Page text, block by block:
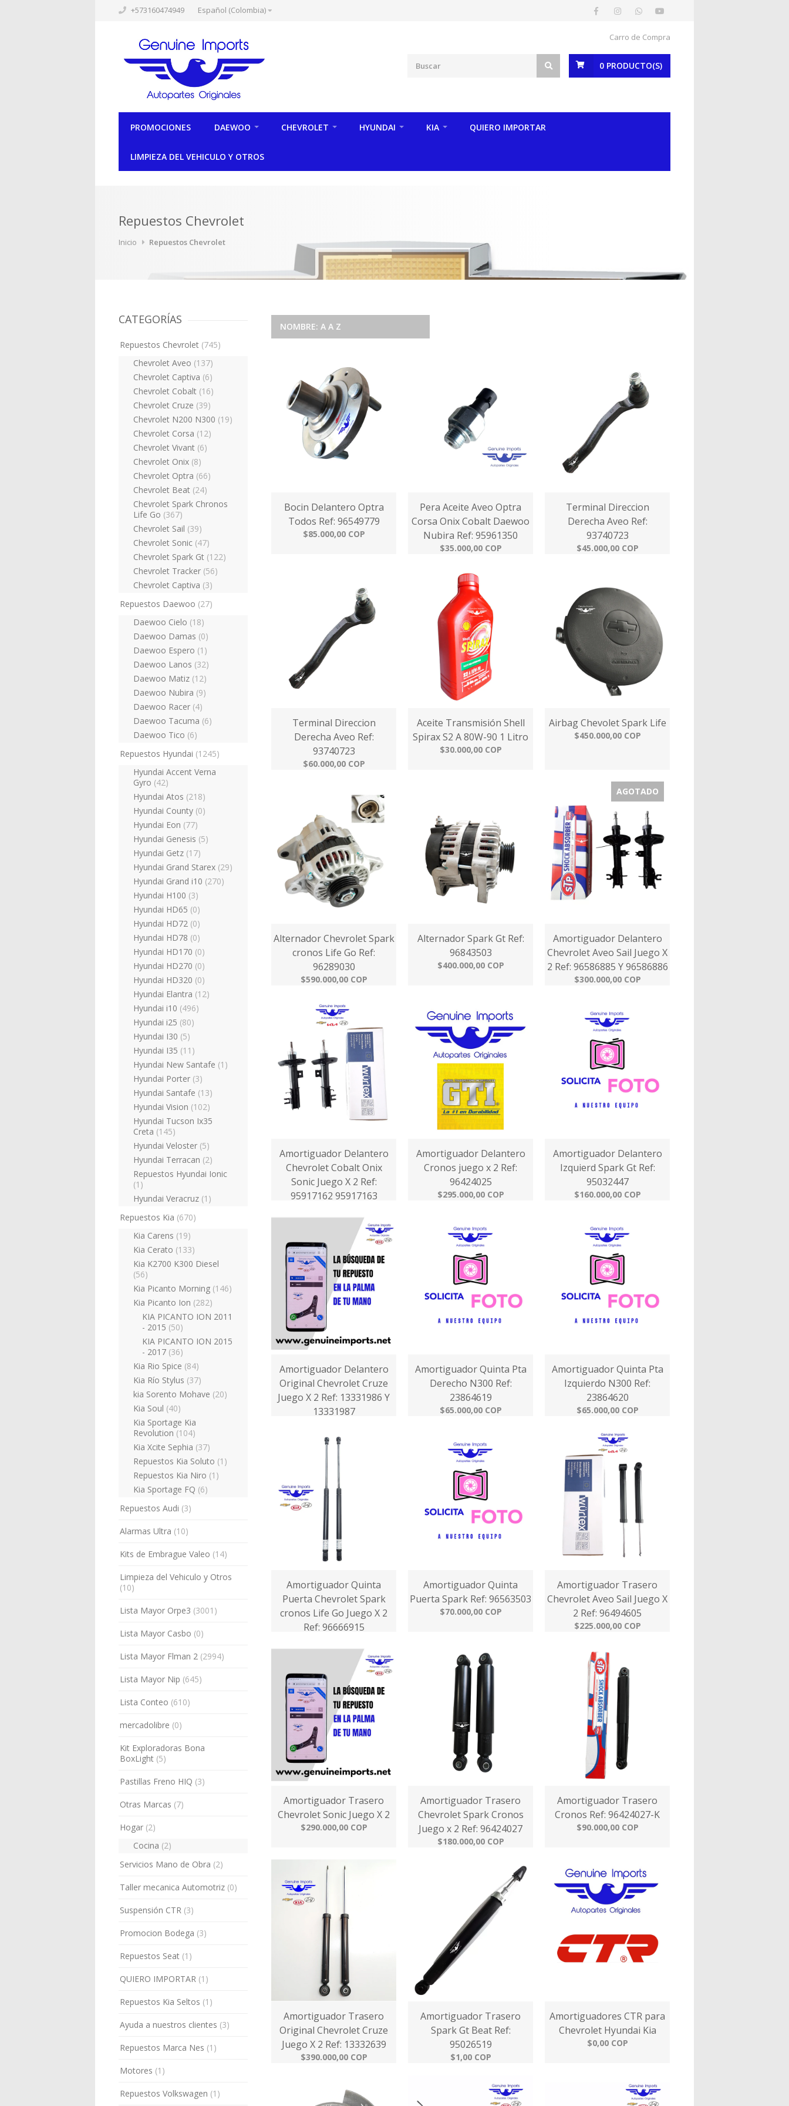
+573160474949 Español (Colombia)
Carro de Compra
0 PRODUCTO(S)
PROMOCIONES DAEWOO CHEVROLET HYUNDAI KIA QUIERO IMPORTAR
LIMPIEZA DEL VEHICULO Y OTROS
Repuestos Chevrolet
Inicio Repuestos Chevrolet
CATEGORÍAS
Repuestos Chevrolet (745)
Chevrolet Aveo (137)
Chevrolet Captiva (6)
Chevrolet Cobalt (16)
Chevrolet Cruze (39)
Chevrolet N200 N300 (19)
Chevrolet Corsa (12)
Chevrolet Vivant (6)
Chevrolet Onix (8)
Chevrolet Optra (66)
Chevrolet Beat (24)
Chevrolet Spark Chronos
Life Go (367)
Chevrolet Sail (39)
Chevrolet Sonic (47)
Chevrolet Spark Gt (122)
Chevrolet Tracker (56)
Chevrolet Captiva (3)
Repuestos Daewoo (27)
Daewoo Cielo (18)
Daewoo Damas (0)
Daewoo Espero (1)
Daewoo Lanos (32)
Daewoo Matiz (12)
Daewoo Nubira (9)
Daewoo Racer (4)
Daewoo Tacuma (6)
Daewoo Tico (6)
Repuestos Hyundai (1245)
Hyundai Accent Verna
Gyro (42)
Hyundai Atos (218)
Hyundai County (0)
Hyundai Eon (77)
Hyundai Genesis (5)
Hyundai Getz (17)
Hyundai Grand Starex (29)
Hyundai Grand i10 (270)
Hyundai H100 (3)
Hyundai HD65 (0)
Hyundai HD72 (0)
Hyundai HD78 (0)
Hyundai HD170 (0)
Hyundai HD270 (0)
Hyundai HD320 (0)
Hyundai Elantra (12)
Hyundai i10 (496)
Hyundai i25 (80)
Hyundai I30 (5)
Hyundai I35 (11)
Hyundai New Santafe (1)
Hyundai Porter (3)
Hyundai Santafe (13)
Hyundai Vision (102)
Hyundai Tucson Ix35
Creta (145)
Hyundai Veloster (5)
Hyundai Terracan (2)
Repuestos Hyundai Ionic
(1)
Hyundai Veracruz (1)
Repuestos Kia (670)
Kia Carens (19)
Kia Cerato (133)
Kia K2700 K300 Diesel
(56)
Kia Picanto Morning (146)
Kia Picanto Ion (282)
KIA PICANTO ION 2011
- 2015 (50)
KIA PICANTO ION 2015
- 2017 (36)
Kia Rio Spice (84)
Kia Río Stylus (37)
kia Sorento Mohave (20)
Kia Soul (40)
Kia Sportage Kia
Revolution (104)
Kia Xcite Sephia (37)
Repuestos Kia Soluto (1)
Repuestos Kia Niro (1)
Kia Sportage FQ (6)
Repuestos Audi (3)
Alarmas Ultra (10)
Kits de Embrague Valeo (14)
Limpieza del Vehiculo y Otros
(10)
Lista Mayor Orpe3 (3001)
Lista Mayor Casbo (0)
Lista Mayor Flman 2 (2994)
Lista Mayor Nip (645)
Lista Conteo (610)
mercadolibre (0)
Kit Exploradoras Bona
BoxLight (5)
Pastillas Freno HIQ (3)
Otras Marcas (7)
Hogar (2)
Cocina (2)
Servicios Mano de Obra (2)
Taller mecanica Automotriz (0)
Suspensión CTR (3)
Promocion Bodega (3)
Repuestos Seat (1)
QUIERO IMPORTAR (1)
Repuestos Kia Seltos (1)
Ayuda a nuestros clientes (3)
Repuestos Marca Nes (1)
Motores (1)
Repuestos Volkswagen (1)
NOMBRE: A A Z
Bocin Delantero Optra
Todos Ref: 96549779
$85.000,00 COP
Pera Aceite Aveo Optra
Corsa Onix Cobalt Daewoo
Nubira Ref: 95961350
$35.000,00 COP
Terminal Direccion
Derecha Aveo Ref:
93740723
$45.000,00 COP
Terminal Direccion
Derecha Aveo Ref:
93740723
$60.000,00 COP
Aceite Transmisión Shell
Spirax S2 A 80W-90 1 Litro
$30.000,00 COP
Airbag Chevolet Spark Life
$450.000,00 COP
Alternador Chevrolet Spark
cronos Life Go Ref:
96289030
$590.000,00 COP
Alternador Spark Gt Ref:
96843503
$400.000,00 COP
AGOTADO
Amortiguador Delantero
Chevrolet Aveo Sail Juego X
2 Ref: 96586885 Y 96586886
$300.000,00 COP
Amortiguador Delantero
Chevrolet Cobalt Onix
Sonic Juego X 2 Ref:
95917162 95917163
Amortiguador Delantero
Cronos juego x 2 Ref:
96424025
$295.000,00 COP
Amortiguador Delantero
Izquierd Spark Gt Ref:
95032447
$160.000,00 COP
Amortiguador Delantero
Original Chevrolet Cruze
Juego X 2 Ref: 13331986 Y
13331987
Amortiguador Quinta Pta
Derecho N300 Ref:
23864619
$65.000,00 COP
Amortiguador Quinta Pta
Izquierdo N300 Ref:
23864620
$65.000,00 COP
Amortiguador Quinta
Puerta Chevrolet Spark
cronos Life Go Juego X 2
Ref: 96666915
Amortiguador Quinta
Puerta Spark Ref: 96563503
$70.000,00 COP
Amortiguador Trasero
Chevrolet Aveo Sail Juego X
2 Ref: 96494605
$225.000,00 COP
Amortiguador Trasero
Chevrolet Sonic Juego X 2
$290.000,00 COP
Amortiguador Trasero
Chevrolet Spark Cronos
Juego x 2 Ref: 96424027
$180.000,00 COP
Amortiguador Trasero
Cronos Ref: 96424027-K
$90.000,00 COP
Amortiguador Trasero
Original Chevrolet Cruze
Juego X 2 Ref: 13332639
$390.000,00 COP
Amortiguador Trasero
Spark Gt Beat Ref:
95026519
$1,00 COP
Amortiguadores CTR para
Chevrolet Hyundai Kia
$0,00 COP